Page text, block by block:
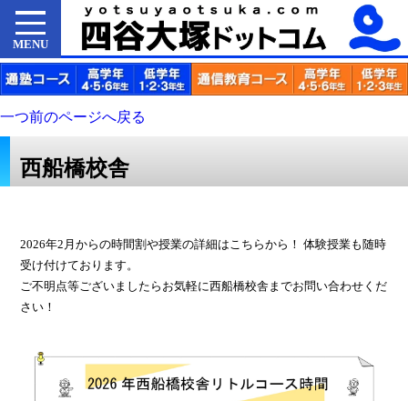
MENU
一つ前のページへ戻る
西船橋校舎
2026年2月からの時間割や授業の詳細はこちらから！ 体験授業も随時
受け付けております。
ご不明点等ございましたらお気軽に西船橋校舎までお問い合わせくだ
さい！